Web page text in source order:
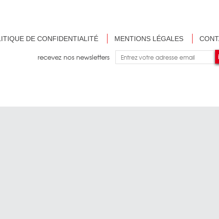
DE CONFIDENTIALITÉ MENTIONS LÉGALES
recevez nos newsletters